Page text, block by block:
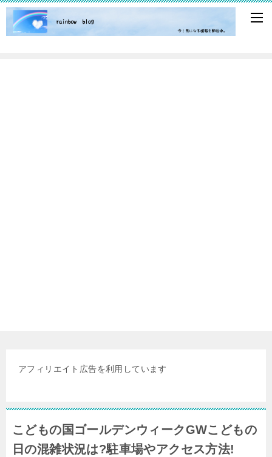
アフィリエイト広告を利用しています
こどもの国ゴールデンウィークGWこどもの
日の混雑状況は?駐車場やアクセス方法!